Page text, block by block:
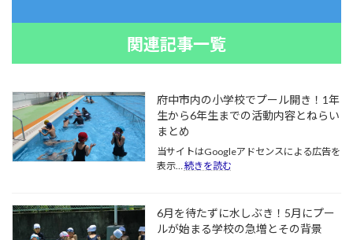
関連記事一覧
府中市内の小学校でプール開き！1年
生から6年生までの活動内容とねらい
まとめ
当サイトはGoogleアドセンスによる広告を
表示… 続きを読む:
内
の
6月を待たずに水しぶき！5月にプー
ルが始まる学校の急増とその背景